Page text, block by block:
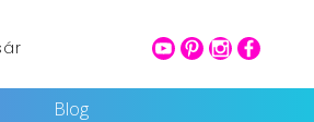
facebook
Blog